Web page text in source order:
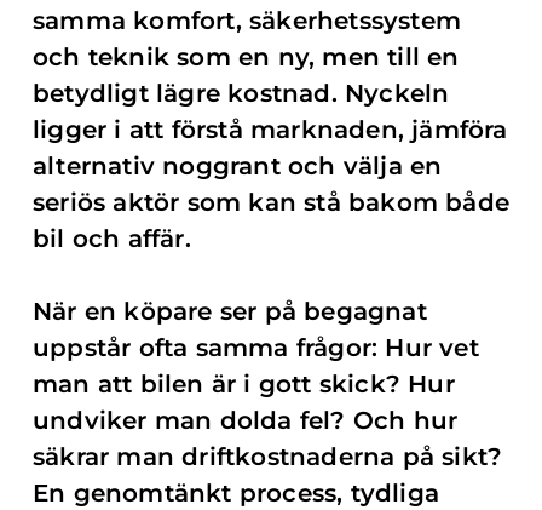
samma komfort, säkerhetssystem
och teknik som en ny, men till en
betydligt lägre kostnad. Nyckeln
ligger i att förstå marknaden, jämföra
alternativ noggrant och välja en
seriös aktör som kan stå bakom både
bil och affär.
När en köpare ser på begagnat
uppstår ofta samma frågor: Hur vet
man att bilen är i gott skick? Hur
undviker man dolda fel? Och hur
säkrar man driftkostnaderna på sikt?
En genomtänkt process, tydliga